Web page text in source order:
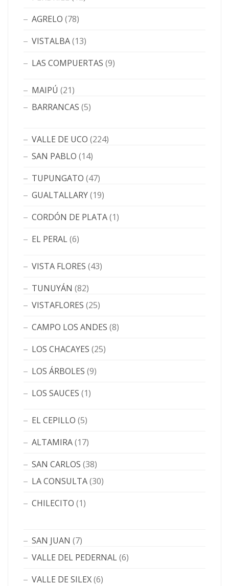
AGRELO (78)
VISTALBA(13)
LAS COMPUERTAS (9)
MAIPÚ (21)
BARRANCAS (5)
VALLE DE UCO (224)
SAN PABLO (14)
TUPUNGATO (47)
GUALTALLARY(19)
CORDÓN DE PLATA(1)
EL PERAL(6)
VISTA FLORES (43)
TUNUYÁN (82)
VISTAFLORES (25)
CAMPO LOS ANDES (8)
LOS CHACAYES (25)
LOS ÁRBOLES (9)
LOS SAUCES (1)
EL CEPILLO (5)
ALTAMIRA(17)
SAN CARLOS (38)
LA CONSULTA(30)
CHILECITO (1)
SAN JUAN (7)
VALLE DEL PEDERNAL(6)
VALLE DE SILEX(6)